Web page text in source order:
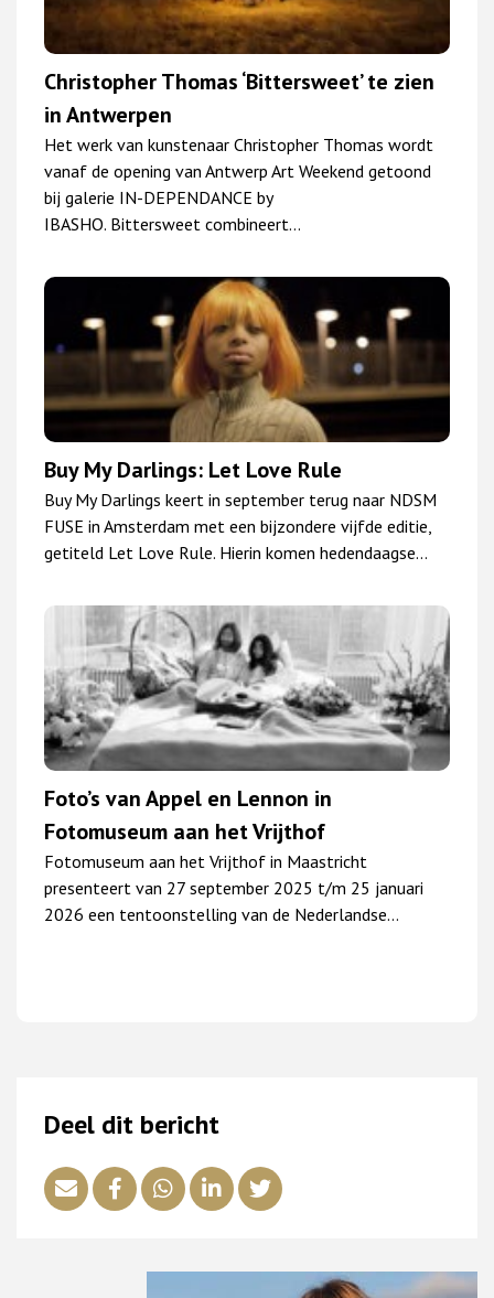
Christopher Thomas ‘Bittersweet’ te zien
in Antwerpen
Het werk van kunstenaar Christopher Thomas wordt
vanaf de opening van Antwerp Art Weekend getoond
bij galerie IN-DEPENDANCE by
IBASHO. Bittersweet combineert…
Buy My Darlings: Let Love Rule
Buy My Darlings keert in september terug naar NDSM
FUSE in Amsterdam met een bijzondere vijfde editie,
getiteld Let Love Rule. Hierin komen hedendaagse…
Foto’s van Appel en Lennon in
Fotomuseum aan het Vrijthof
Fotomuseum aan het Vrijthof in Maastricht
presenteert van 27 september 2025 t/m 25 januari
2026 een tentoonstelling van de Nederlandse…
Deel dit bericht